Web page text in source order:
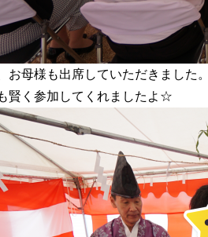
お母様も出席していただきました
賢く参加してくれましたよ☆